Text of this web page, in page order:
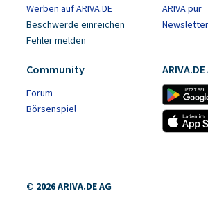
Werben auf ARIVA.DE
Beschwerde einreichen
Fehler melden
ARIVA pur
Newsletter
Community
Forum
Börsenspiel
© 2026 ARIVA.DE AG